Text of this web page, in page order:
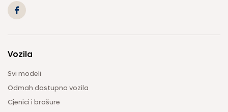
Vozila
Svi modeli
Odmah dostupna vozila
Cjenici i brošure